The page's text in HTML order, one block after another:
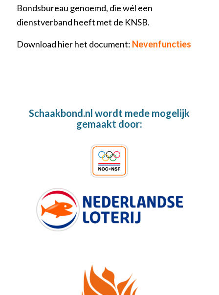
Bondsbureau genoemd, die wél een
dienstverband heeft met de KNSB.
Download hier het document: Nevenfuncties
Schaakbond.nl wordt mede mogelijk
gemaakt door: